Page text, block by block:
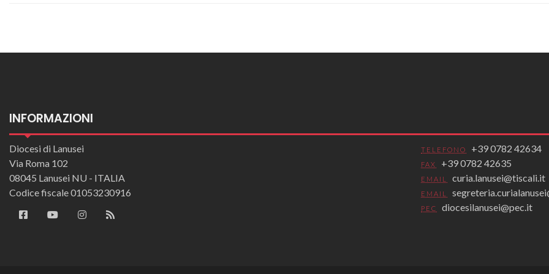
INFORMAZIONI
Diocesi di Lanusei
Via Roma 102
08045 Lanusei NU - ITALIA
Codice fiscale 01053230916
TELEFONO +39 0782 42634
FAX +39 0782 42635
EMAIL curia.lanusei@tiscali.it
EMAIL
PEC diocesilanusei@pec.it